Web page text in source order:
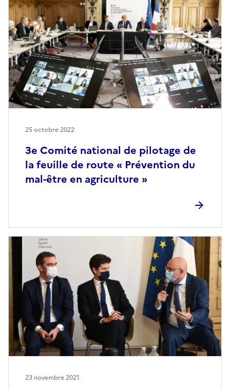
3e Comité national de pilotage de
la feuille de route « Prévention du
mal-être en agriculture »
25 octobre 2022
23 novembre 2021